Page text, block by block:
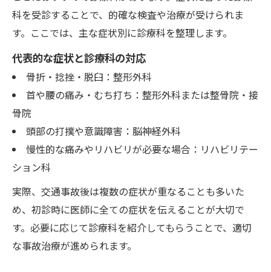
科を受診することで、的確な検査や治療が受けられま
す。ここでは、主な症状別に診療科を整理します。
代表的な症状と診療科の対応
骨折・捻挫・脱臼：整形外科
首や腰の痛み・むち打ち：整形外科または整骨院・接
骨院
頭部の打撲や意識障害：脳神経外科
慢性的な痛みやリハビリが必要な場合：リハビリテー
ション科
実際、交通事故後は複数の症状が重なることも多いた
め、初診時に医師に全ての症状を伝えることが大切で
す。必要に応じて診療科を紹介してもらうことで、適切
な事故治療が進められます。